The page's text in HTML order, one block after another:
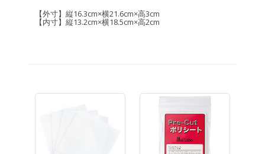
【外寸】縦16.3cm×横21.6cm×高3cm
【内寸】縦13.2cm×横18.5cm×高2cm